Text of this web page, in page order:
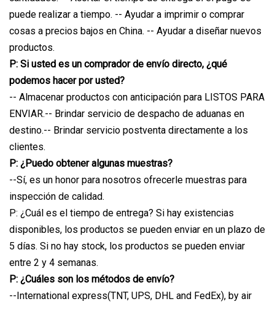
puede realizar a tiempo. -- Ayudar a imprimir o comprar
cosas a precios bajos en China. -- Ayudar a diseñar nuevos
productos.
P: Si usted es un comprador de envío directo, ¿qué
podemos hacer por usted?
-- Almacenar productos con anticipación para LISTOS PARA
ENVIAR.-- Brindar servicio de despacho de aduanas en
destino.-- Brindar servicio postventa directamente a los
clientes.
P: ¿Puedo obtener algunas muestras?
--Sí, es un honor para nosotros ofrecerle muestras para
inspección de calidad.
P: ¿Cuál es el tiempo de entrega? Si hay existencias
disponibles, los productos se pueden enviar en un plazo de
5 días. Si no hay stock, los productos se pueden enviar
entre 2 y 4 semanas.
P: ¿Cuáles son los métodos de envío?
--International express(TNT, UPS, DHL and FedEx), by air